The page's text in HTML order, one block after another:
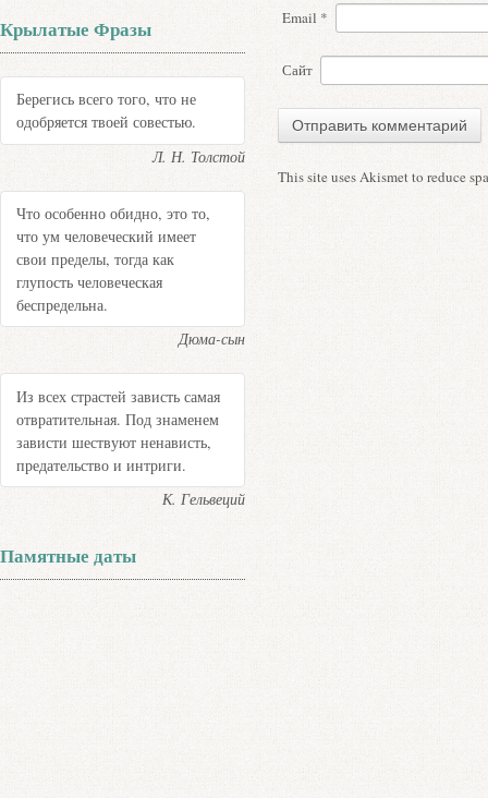
Email *
Сайт
This site uses Akismet to reduce
Крылатые Фразы
Берегись всего того, что не
одобряется твоей совестью.
Л. Н. Толстой
Что особенно обидно, это то,
что ум человеческий имеет
свои пределы, тогда как
глупость человеческая
беспредельна.
Дюма-сын
Из всех страстей зависть самая
отвратительная. Под знаменем
зависти шествуют ненависть,
предательство и интриги.
К. Гельвеций
Памятные даты